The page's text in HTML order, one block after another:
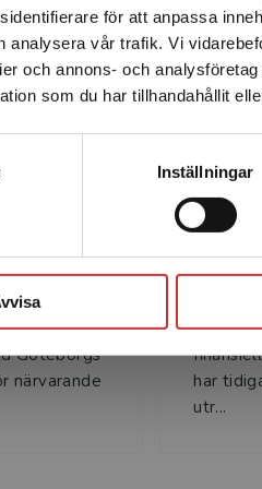
för att anpassa
analysera vår trafik. Vi
och annons- och
som du har tillhandahållit
Inställningar
Det verkar som att
enhet utanför
Sverige. För att
leveransadressen
och
forskare i
Göteborgs
närvarande
Niklas
har
utr...